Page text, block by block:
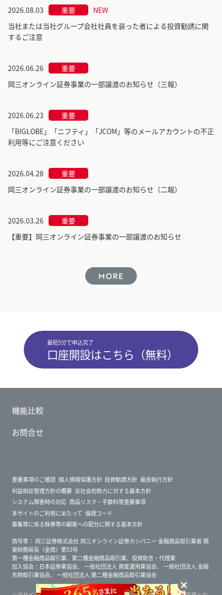
2026.08.03 重要
NEW
当社または当社グループ会社社員を装った者による投資勧誘に関
するご注意
2026.06.26
重要
岡三オンライン証券事業の一部譲渡のお知らせ（三報）
2026.06.23
重要
「BIGLOBE」「ニフティ」「JCOM」等のメールアカウントの不正
利用等にご注意ください
2026.04.28
重要
岡三オンライン証券事業の一部譲渡のお知らせ（二報）
2026.03.26
重要
【重要】岡三オンライン証券事業の一部譲渡のお知らせ
最短5分で申込完了
口座開設はこちら（無料）
機能比較
お問合せ
重要事項のご確認 個人情報保護方針 投資勧誘方針 最良執行方針
利益相反管理方針の概要 反社会的勢力に対する基本方針
システム障害時の対応 商品リスク・手数料等重要事項
本サイトのご利用にあたって 倫理コード
募集等に係る株券等の顧客への配分に関する基本方針
商号等： 岡三証券株式会社 岡三オンライン証券カンパニー 金融商品取引業者 関
東財務局長（金商）第53号
第一種金融商品取引業、第二種金融商品取引業、投資助言・代理業
加入協会： 日本証券業協会、 一般社団法人 資産運用業協会、
一般社団法人 金融
先物取引業協会、 一般社団法人 第二種金融商品取引業協会